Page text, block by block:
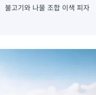
불고기와 나물 조합 이색 피자